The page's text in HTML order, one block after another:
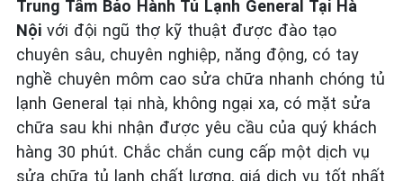
Trung Tâm Bảo Hành Tủ Lạnh General Tại Hà
Nội với đội ngũ thợ kỹ thuật được đào tạo
chuyên sâu, chuyên nghiệp, năng động, có tay
nghề chuyên môm cao sửa chữa nhanh chóng tủ
lạnh General tại nhà, không ngại xa, có mặt sửa
chữa sau khi nhận được yêu cầu của quý khách
hàng 30 phút. Chắc chắn cung cấp một dịch vụ
sửa chữa tủ lạnh chất lượng, giá dịch vụ tốt nhất